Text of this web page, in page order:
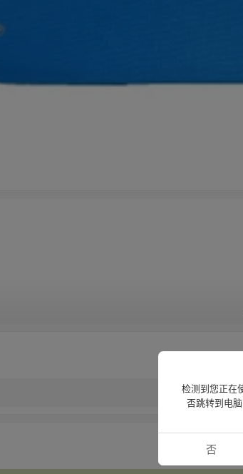
检测到您正在
否跳转到电
否